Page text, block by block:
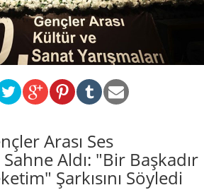
Arası Ses
Sahne Aldı: "Bir Başkadır
Şarkısını Söyledi